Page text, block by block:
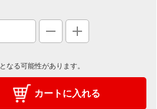
となる可能性があります。
カートに入れる